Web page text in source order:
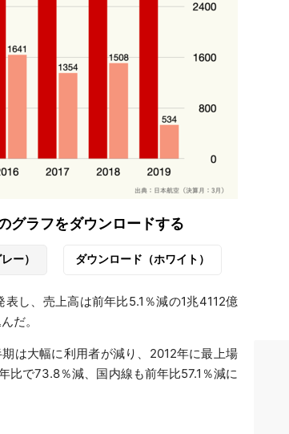
グラフをダウンロードする
ー） ダウンロード（ホワイト）
し、売上高は前年比5.1％減の1兆4112億
だ。
は大幅に利用者が減り、2012年に最上場
比で73.8％減、国内線も前年比57.1％減に